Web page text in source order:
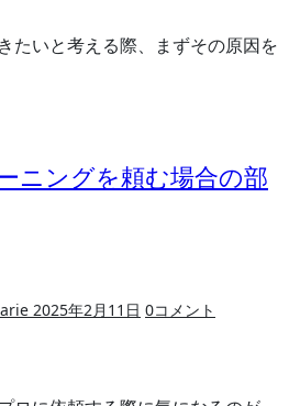
ニングを頼む場合の部
2025年2月11日 0コメント